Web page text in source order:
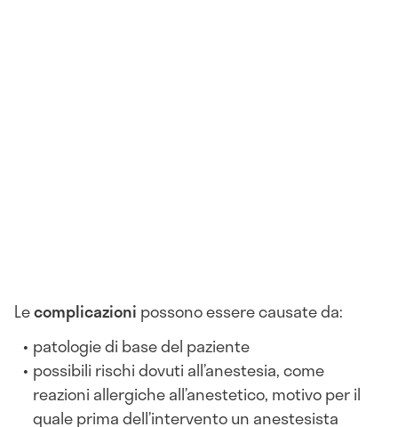
Lecomplicazioni possono essere causate da:
patologie di base del paziente
possibili rischi dovuti all’anestesia, come
reazioni allergiche all’anestetico, motivo per il
quale prima dell’intervento un anestesista